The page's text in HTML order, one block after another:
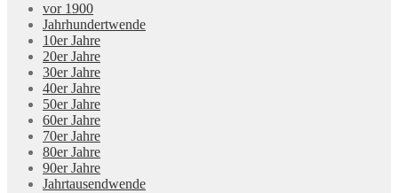
vor 1900
Jahrhundertwende
10er Jahre
20er Jahre
30er Jahre
40er Jahre
50er Jahre
60er Jahre
70er Jahre
80er Jahre
90er Jahre
Jahrtausendwende